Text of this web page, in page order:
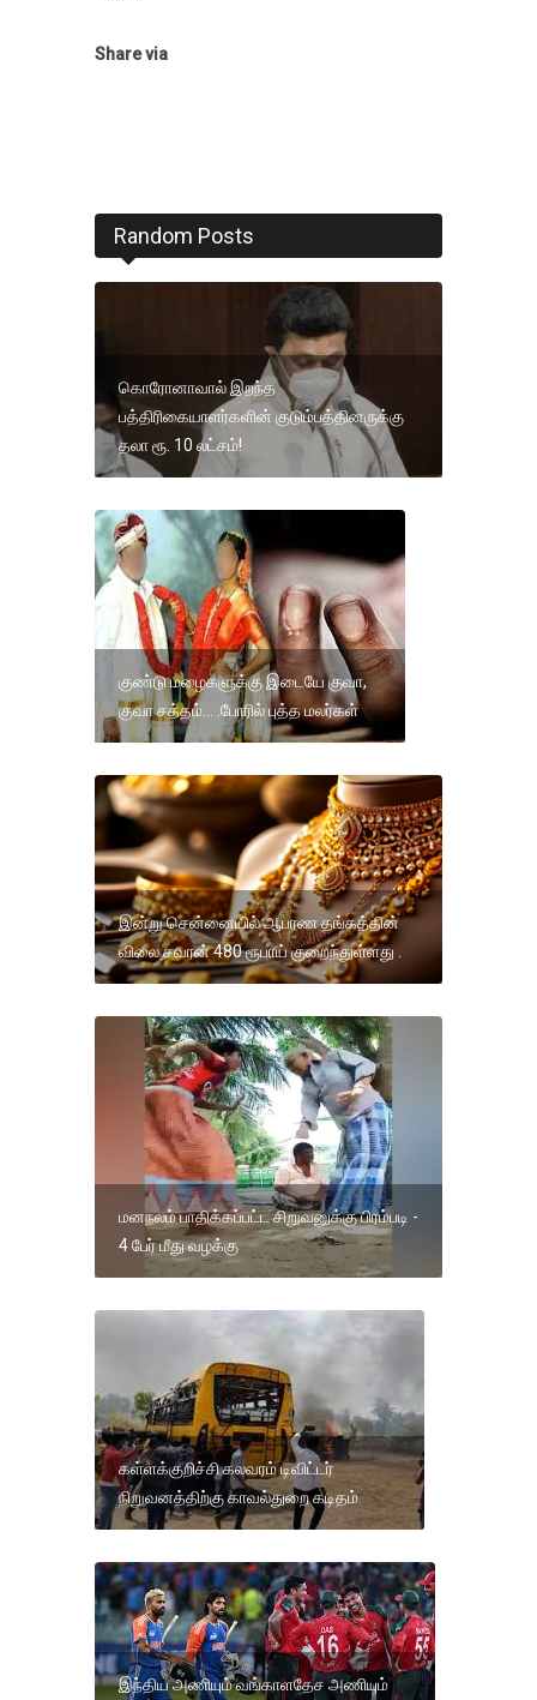
Share via
Random Posts
கொரோனாவால் இறந்த
பத்திரிகையாளர்களின் குடும்பத்தினருக்கு
தலா ரூ. 10 லட்சம்!
குண்டு மழைகளுக்கு இடையே குவா,
குவா சத்தம்... .போரில் புத்த மலர்கள்
இன்று சென்னையில் ஆபரண தங்கத்தின்
விலை சவரன் 480 ரூபாய் குறைந்துள்ளது .
மனநலம் பாதிக்கப்பட்ட சிறுவனுக்கு பிரம்படி -
4 பேர் மீது வழக்கு
கள்ளக்குறிச்சி கலவரம் டிவிட்டர்
நிறுவனத்திற்கு காவல்துறை கடிதம்
இந்திய அணியும் வங்காளதேச அணியும்